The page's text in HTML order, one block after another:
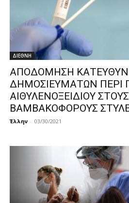
ΔΙΕΘΝΗ
ΑΠΟΔΟΜΗΣΗ
ΔΗΜΟΣΙΕΥΜΑΤΩΝ ΠΕΡΙ
ΑΙΘΥΛΕΝΟΞΕΙΔΙΟΥ ΣΤΟΥΣ
ΒΑΜΒΑΚΟΦΟΡΟΥΣ
Έλλην - 03/30/2021